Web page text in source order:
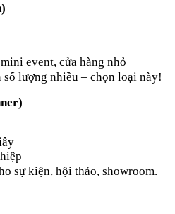
event, cửa hàng nhỏ
lượng nhiều – chọn loại này!
sự kiện, hội thảo, showroom.